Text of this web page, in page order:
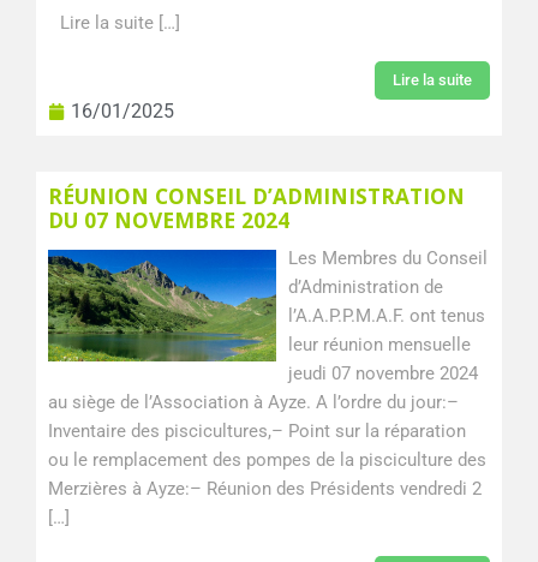
Lire la suite […]
Lire la suite
16/01/2025
RÉUNION CONSEIL D’ADMINISTRATION
DU 07 NOVEMBRE 2024
Les Membres du Conseil
d’Administration de
l’A.A.P.P.M.A.F. ont tenus
leur réunion mensuelle
jeudi 07 novembre 2024
au siège de l’Association à Ayze. A l’ordre du jour:–
Inventaire des piscicultures,– Point sur la réparation
ou le remplacement des pompes de la pisciculture des
Merzières à Ayze:– Réunion des Présidents vendredi 2
[…]